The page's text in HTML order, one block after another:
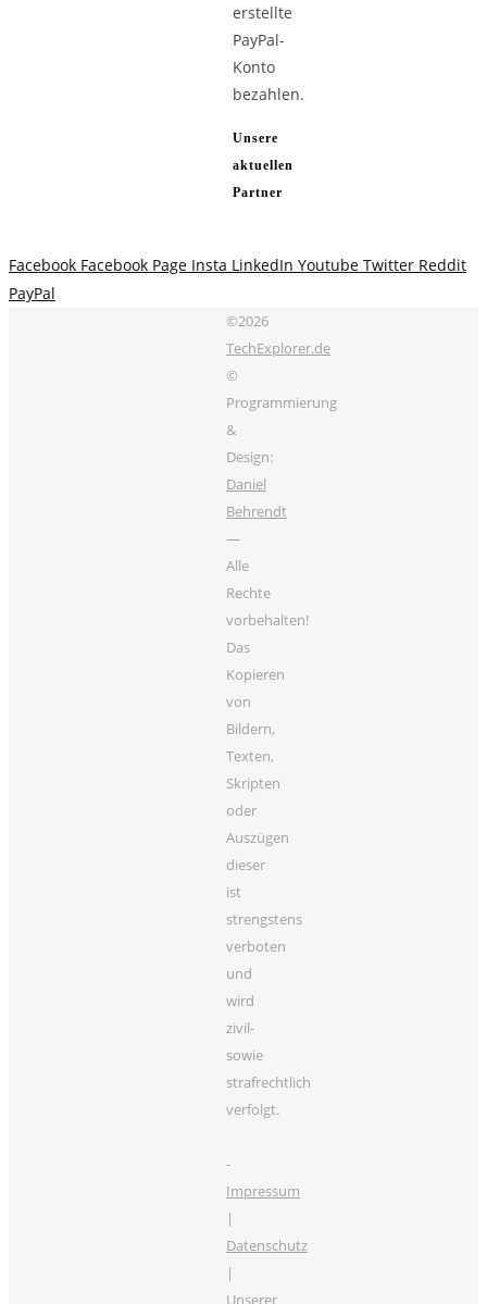
erstellte
PayPal-
Konto
bezahlen.
Unsere
aktuellen
Partner
Facebook Facebook Page Insta LinkedIn Youtube Twitter Reddit
PayPal
©2026
TechExplorer.de
©
Programmierung
&
Design:
Daniel
Behrendt
—
Alle
Rechte
vorbehalten!
Das
Kopieren
von
Bildern,
Texten,
Skripten
oder
Auszügen
dieser
ist
strengstens
verboten
und
wird
zivil-
sowie
strafrechtlich
verfolgt.
-
Impressum
|
Datenschutz
|
Unserer